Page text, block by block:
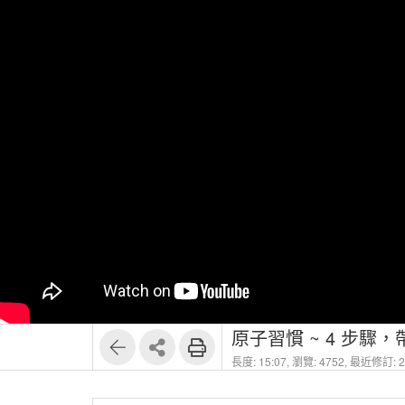
原子習慣 ~ 4 步驟，
長度: 15:07, 瀏覽: 4752, 最近修訂: